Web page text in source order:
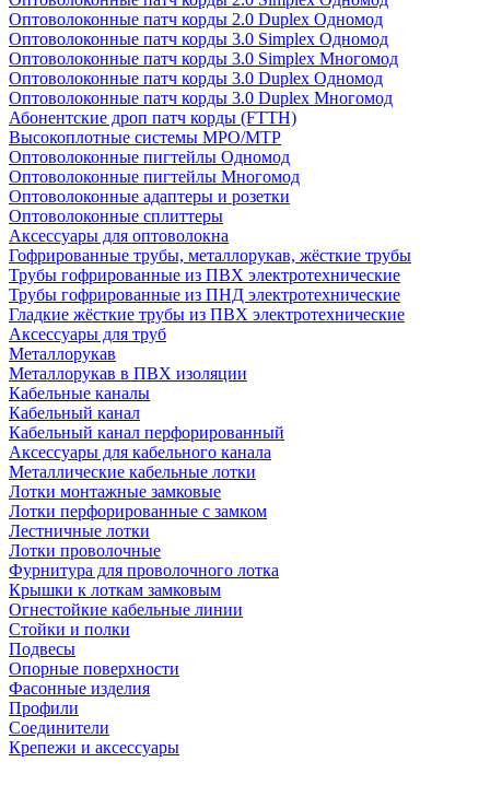
Оптоволоконные патч корды 2.0 Duplex Одномод
Оптоволоконные патч корды 3.0 Simplex Одномод
Оптоволоконные патч корды 3.0 Simplex Многомод
Оптоволоконные патч корды 3.0 Duplex Одномод
Оптоволоконные патч корды 3.0 Duplex Многомод
Абонентские дроп патч корды (FTTH)
Высокоплотные системы MPO/MTP
Оптоволоконные пигтейлы Одномод
Оптоволоконные пигтейлы Многомод
Оптоволоконные адаптеры и розетки
Оптоволоконные сплиттеры
Аксессуары для оптоволокна
Гофрированные трубы, металлорукав, жёсткие трубы
Трубы гофрированные из ПВХ электротехнические
Трубы гофрированные из ПНД электротехнические
Гладкие жёсткие трубы из ПВХ электротехнические
Аксессуары для труб
Металлорукав
Металлорукав в ПВХ изоляции
Кабельные каналы
Кабельный канал
Кабельный канал перфорированный
Аксессуары для кабельного канала
Металлические кабельные лотки
Лотки монтажные замковые
Лотки перфорированные с замком
Лестничные лотки
Лотки проволочные
Фурнитура для проволочного лотка
Крышки к лоткам замковым
Огнестойкие кабельные линии
Стойки и полки
Подвесы
Опорные поверхности
Фасонные изделия
Профили
Соединители
Крепежи и аксессуары